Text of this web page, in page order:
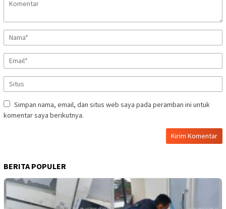
Simpan nama, email, dan situs web saya pada peramban ini untuk
komentar saya berikutnya.
BERITA POPULER